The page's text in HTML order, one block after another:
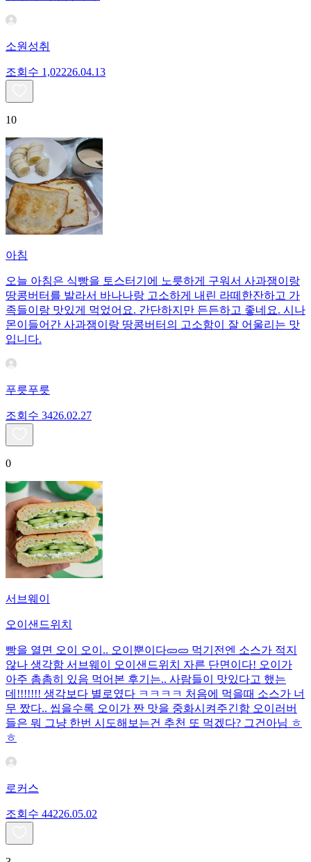
소원성취
조회수 1,02226.04.13
10
아침
오늘 아침은 식빵을 토스터기에 노릇하게 구워서 사과잼이랑
땅콩버터를 발라서 바나나랑 고소하게 내린 라떼한잔하고 가
족들이랑 맛있게 먹었어요. 간단하지만 든든하고 좋네요. 시나
몬이들어간 사과잼이랑 땅콩버터의 고소함이 잘 어울리는 맛
입니다.
푸릇푸릇
조회수 3426.02.27
0
서브웨이
오이샌드위치
빵을 열면 오이 오이.. 오이뿐이다🥒🥒 먹기전엔 소스가 적지
않나 생각함 서브웨이 오이샌드위치 자른 단면이다! 오이가
아주 촘촘히 있음 먹어본 후기는.. 사람들이 맛있다고 했는
데!!!!!!! 생각보다 별로였다 ㅋㅋㅋㅋ 처음에 먹을때 소스가 너
무 짰다.. 씹을수록 오이가 짠 맛을 중화시켜주긴함 오이러버
들은 뭐 그냥 한번 시도해보는건 추천 또 먹겠다? 그건아님 ㅎ
ㅎ
로커스
조회수 44226.05.02